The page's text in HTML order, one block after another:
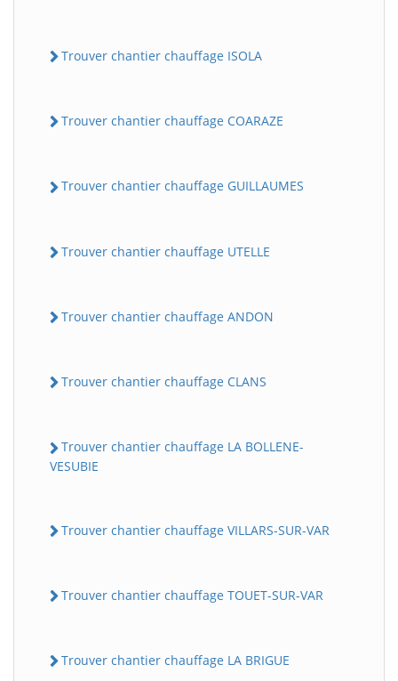
Trouver chantier chauffage ISOLA
Trouver chantier chauffage COARAZE
Trouver chantier chauffage GUILLAUMES
Trouver chantier chauffage UTELLE
Trouver chantier chauffage ANDON
Trouver chantier chauffage CLANS
Trouver chantier chauffage LA BOLLENE-
VESUBIE
Trouver chantier chauffage VILLARS-SUR-VAR
Trouver chantier chauffage TOUET-SUR-VAR
Trouver chantier chauffage LA BRIGUE